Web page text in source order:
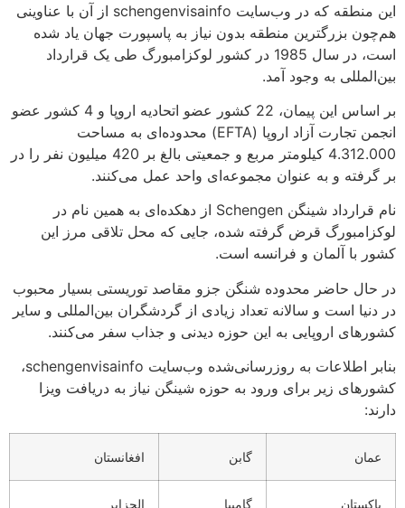
این منطقه که در وب‌سایت schengenvisainfo از آن با عناوینی
هم‌چون بزرگترین منطقه بدون نیاز به پاسپورت جهان یاد شده
‌است، در سال 1985 در کشور لوکزامبورگ طی یک قرارداد
بین‌المللی به وجود آمد.
بر اساس این پیمان، 22 کشور عضو اتحادیه اروپا و 4 کشور عضو
انجمن تجارت آزاد اروپا (EFTA) محدوده‌ای به مساحت
4.312.000 کیلومتر مربع و جمعیتی بالغ بر 420 میلیون نفر را در
بر گرفته‌ و به عنوان مجموعه‌ای واحد عمل می‌کنند.
نام قرارداد شینگن Schengen از دهکده‌ای به همین نام در
لوکزامبورگ قرض گرفته شده، جایی که محل تلاقی مرز این
کشور با آلمان و فرانسه است.
در حال حاضر محدوده شنگن جزو مقاصد توریستی بسیار محبوب
در دنیا است و سالانه تعداد زیادی از گردشگران بین‌المللی و سایر
کشورهای اروپایی به این حوزه دیدنی و جذاب سفر می‌کنند.
بنابر اطلاعات به روز‌رسانی‌شده وب‌سایت schengenvisainfo،
کشورهای زیر برای ورود به حوزه شینگن نیاز به دریافت ویزا
دارند:
عمان گابن افغانستان
پاکستان گامبیا الجزایر